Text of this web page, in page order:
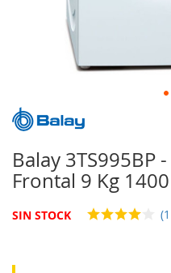
Balay 3TS995BP
Frontal 9 Kg
SIN STOCK
Saltar
al
de
la
galería
de